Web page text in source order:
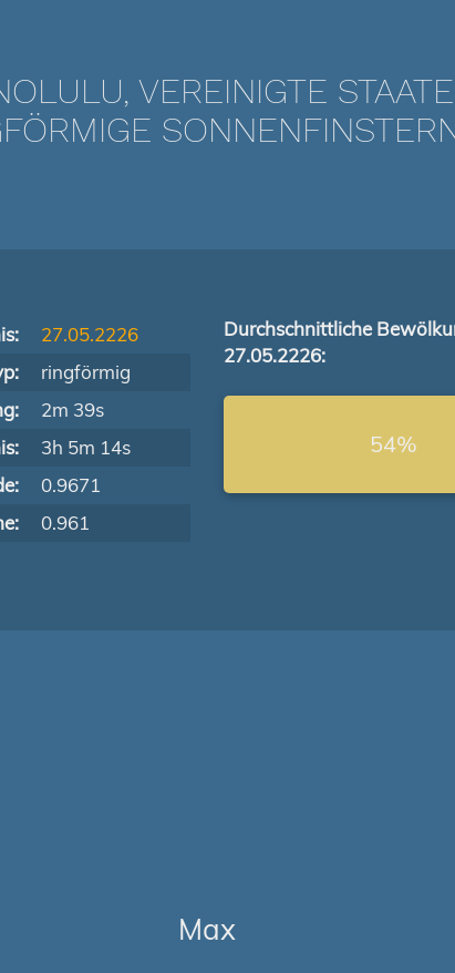
VEREINIGTE
27.05.2226
ringförmig
2m 39s
3h 5m 14s
0.9671
0.961
Durchschnittliche
27.05.2226:
54%
Max